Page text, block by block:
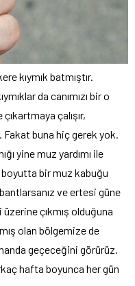
kıymık batmıştır.
da canımızı bir o
çalışır,
buna hiç gerek yok.
yine muz yardımı ile
bir muz kabuğu
bantlarsanız ve ertesi güne
çıkmış olduğuna
olan bölgemize de
geçeceğini görürüz.
hafta boyunca her gün